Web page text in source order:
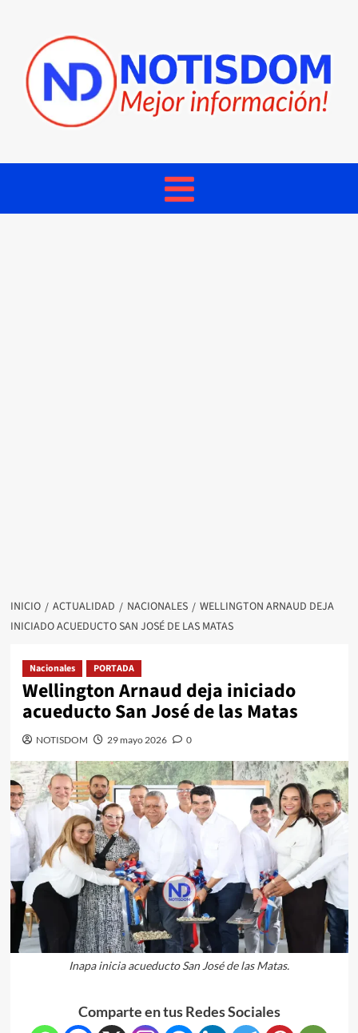
INICIO ACTUALIDAD NACIONALES
WELLINGTON ARNAUD DEJA
INICIADO ACUEDUCTO SAN JOSÉ DE LAS MATAS
Nacionales PORTADA
Wellington Arnaud deja iniciado
acueducto San José de las Matas
NOTISDOM 29 mayo 2026 0
Inapa inicia acueducto San José de las Matas.
Comparte en tus Redes Sociales